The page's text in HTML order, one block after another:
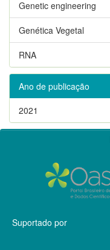
Genetic engineering
Genética Vegetal
RNA
Ano de publicação
2021
Suportado por